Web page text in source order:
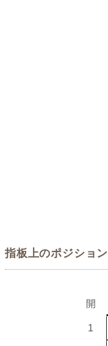
指板上のポジション
開
1